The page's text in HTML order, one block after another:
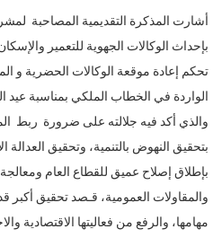
بإحداث الوكالات الجهوية للتعمير
تحكم إعادة موقعة الوكالات الحضرية و
والذي أكد فيه جلالته على ضرورة ربط
بتحقيق النهوض بالتنمية، وتحقيق العدالة
بإطلاق إصلاح عميق للقطاع العام
والمقاولات العمومية، قـصد تحقيق أكبر
مهامها، والرفع من فعاليتها الاقتصادية